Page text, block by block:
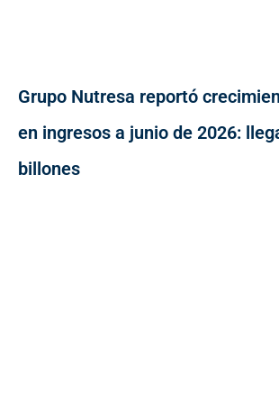
Grupo Nutresa reportó
en ingresos a junio de 2026:
billones